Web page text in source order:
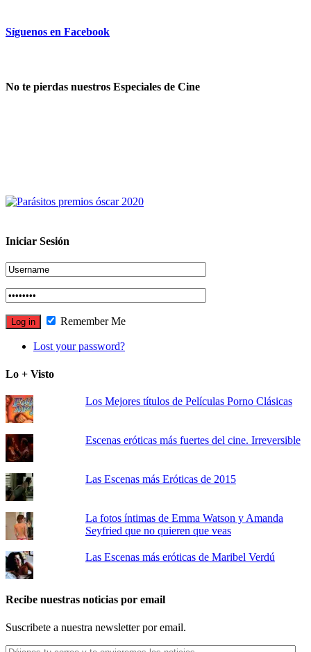
Síguenos en Facebook
No te pierdas nuestros Especiales de Cine
Iniciar Sesión
Remember Me
Lost your password?
Lo + Visto
Los Mejores títulos de Películas Porno Clásicas
Escenas eróticas más fuertes del cine. Irreversible
Las Escenas más Eróticas de 2015
La fotos íntimas de Emma Watson y Amanda
Seyfried que no quieren que veas
Las Escenas más eróticas de Maribel Verdú
Recibe nuestras noticias por email
Suscribete a nuestra newsletter por email.